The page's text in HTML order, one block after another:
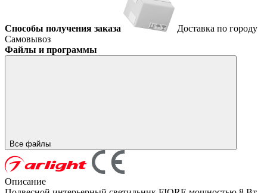
Способы получения заказа
Доставка по городу
Самовывоз
Файлы и программы
Все файлы
Описание